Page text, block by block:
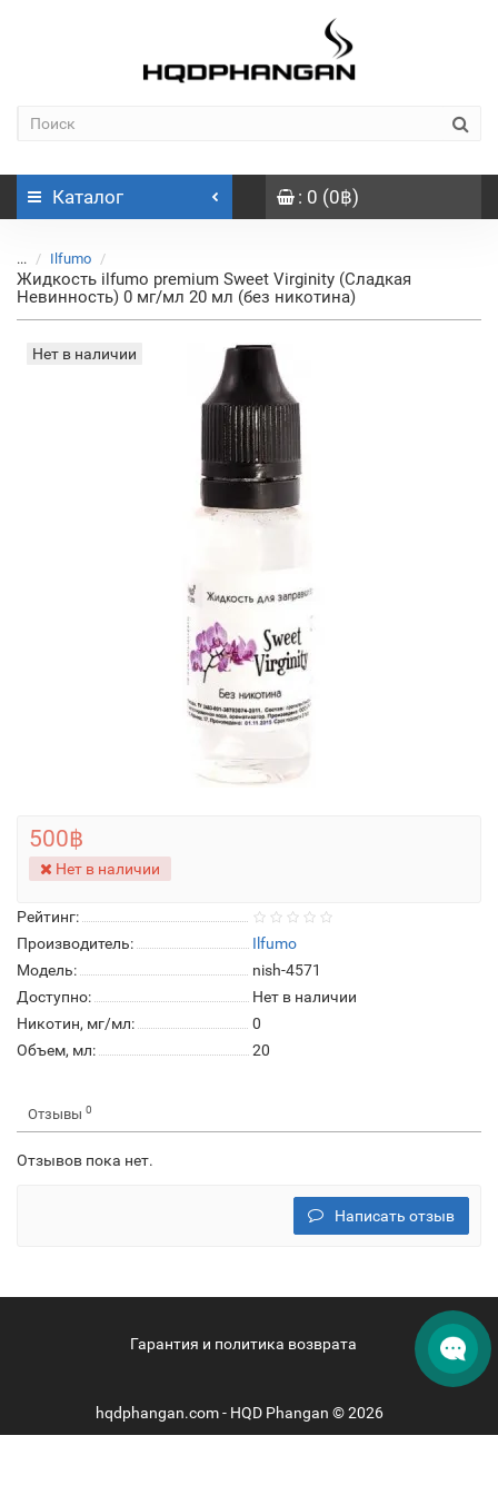
Каталог : 0 (0฿)
... Ilfumo
Жидкость ilfumo premium Sweet Virginity (Сладкая
Невинность) 0 мг/мл 20 мл (без никотина)
Нет в наличии
Рейтинг:
Производитель:
Ilfumo
Модель:
nish-4571
Доступно:
Нет в наличии
Никотин, мг/мл:
0
Объем, мл:
20
500฿
Нет в наличии
Отзывы 0
Отзывов пока нет.
Написать отзыв
Гарантия и политика возврата
hqdphangan.com - HQD Phangan © 2026